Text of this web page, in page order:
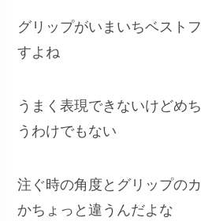
グリップがいまいちベスト
すよね
うまく表現できないけどめ
うわけでもない
注ぐ時の角度とグリップの
かちょっと違うんだよな